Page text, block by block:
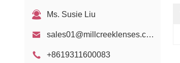
Ms. Susie Liu
sales01@millcreeklenses.com
+8619311600083